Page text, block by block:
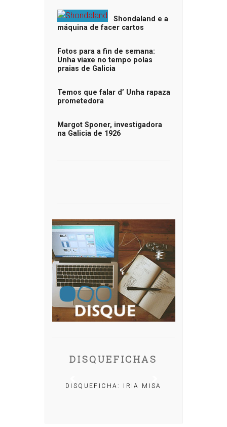
Shondaland e a
máquina de facer cartos
Fotos para a fin de semana:
Unha viaxe no tempo polas
praias de Galicia
Temos que falar d’ Unha rapaza
prometedora
Margot Sponer, investigadora
na Galicia de 1926
DISQUEFICHAS
DISQUEFICHA: IRIA MISA